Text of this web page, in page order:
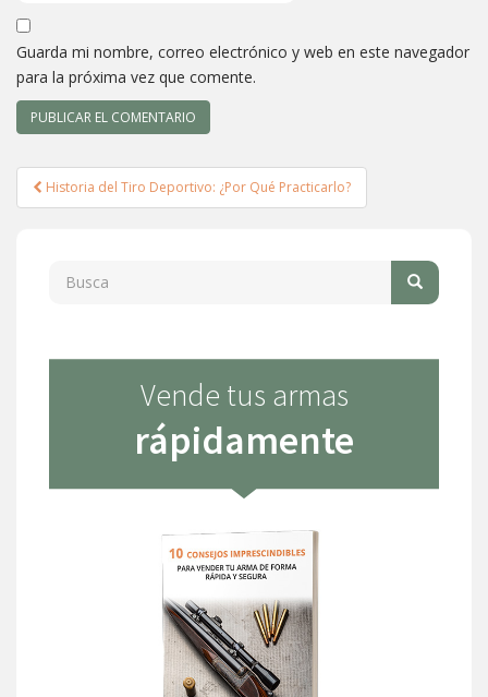
Guarda mi nombre, correo electrónico y web en este navegador
para la próxima vez que comente.
Navegación
de
Historia del Tiro Deportivo: ¿Por Qué Practicarlo?
Buscar:
Vende tus armas
rápidamente